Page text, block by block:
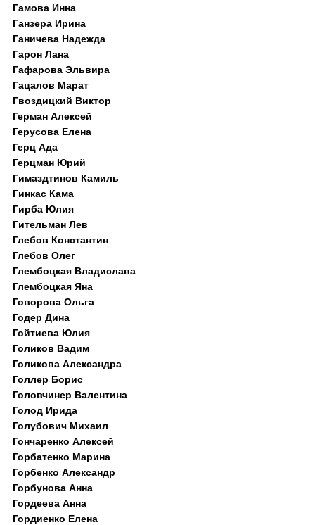
Гамова Инна
Ганзера Ирина
Ганичева Надежда
Гарон Лана
Гафарова Эльвира
Гацалов Марат
Гвоздицкий Виктор
Герман Алексей
Герусова Елена
Герц Ада
Герцман Юрий
Гимаздтинов Камиль
Гинкас Кама
Гирба Юлия
Гительман Лев
Глебов Константин
Глебов Олег
Глембоцкая Владислава
Глембоцкая Яна
Говорова Ольга
Годер Дина
Гойтиева Юлия
Голиков Вадим
Голикова Александра
Голлер Борис
Головчинер Валентина
Голод Ирида
Голубович Михаил
Гончаренко Алексей
Горбатенко Марина
Горбенко Александр
Горбунова Анна
Гордеева Анна
Гордиенко Елена